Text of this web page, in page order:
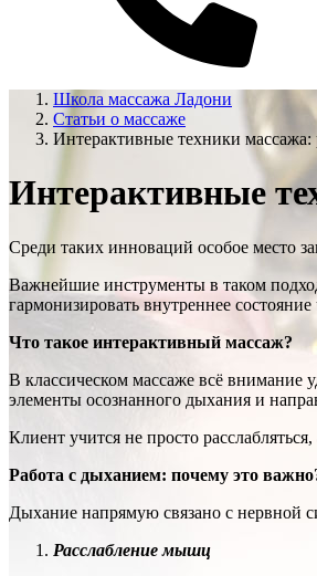
Школа массажа Ладони
Статьи о массаже
Интерактивные техники
Интерактивные
Среди таких инноваций особое место
Важнейшие инструменты в таком
гармонизировать внутреннее
Что такое интерактивный массаж?
В классическом массаже всё внимание
элементы осознанного дыхания и
Клиент учится не просто
Работа с дыханием: почему это
Дыхание напрямую связано с нервной
Расслабление мышц